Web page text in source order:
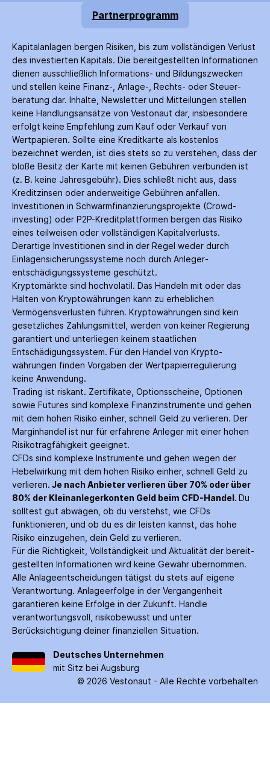
Partnerprogramm
Kapitalanlagen bergen Risiken, bis zum voll­ständigen Verlust
des investierten Kapitals. Die bereitgestellten Informationen
dienen ausschließlich Informations- und Bildungs­zwecken
und stellen keine Finanz-, Anlage-, Rechts- oder Steuer­
beratung dar. Inhalte, Newsletter und Mitteilungen stellen
keine Handlungs­ansätze von Vestonaut dar, insbesondere
erfolgt keine Empfehlung zum Kauf oder Verkauf von
Wertpapieren. Sollte eine Kreditkarte als kostenlos
bezeichnet werden, ist dies stets so zu verstehen, dass der
bloße Besitz der Karte mit keinen Gebühren verbunden ist
(z. B. keine Jahres­gebühr). Dies schließt nicht aus, dass
Kredit­zinsen oder anderweitige Gebühren anfallen.
Investitionen in Schwarm­finanzierungs­projekte (Crowd­
investing) oder P2P-Kredit­plattformen bergen das Risiko
eines teilweisen oder vollständigen Kapitalverlusts.
Derartige Investitionen sind in der Regel weder durch
Einlagen­sicherungs­systeme noch durch Anleger­
entschädigungs­systeme geschützt.
Kryptomärkte sind hochvolatil. Das Handeln mit oder das
Halten von Krypto­währungen kann zu erheblichen
Vermögensverlusten führen. Krypto­währungen sind kein
gesetzliches Zahlungs­mittel, werden von keiner Regierung
garantiert und unterliegen keinem staatlichen
Entschädigungs­system. Für den Handel von Krypto­
währungen finden Vorgaben der Wertpapier­regulierung
keine Anwendung.
Trading ist riskant. Zertifikate, Options­scheine, Optionen
sowie Futures sind komplexe Finanz­instrumente und gehen
mit dem hohen Risiko einher, schnell Geld zu verlieren. Der
Margin­handel ist nur für erfahrene Anleger mit einer hohen
Risiko­tragfähigkeit geeignet.
CFDs sind komplexe Instrumente und gehen wegen der
Hebelwirkung mit dem hohen Risiko einher, schnell Geld zu
verlieren. Je nach Anbieter verlieren über 70% oder über
80% der Kleinanleger­konten Geld beim CFD-Handel. Du
solltest gut abwägen, ob du verstehst, wie CFDs
funktionieren, und ob du es dir leisten kannst, das hohe
Risiko einzugehen, dein Geld zu verlieren.
Für die Richtigkeit, Vollständigkeit und Aktualität der bereit­
gestellten Informationen wird keine Gewähr über­nommen.
Alle Anlage­entscheidungen tätigst du stets auf eigene
Verantwortung. Anlage­erfolge in der Ver­gangenheit
garantieren keine Erfolge in der Zukunft. Handle
verantwortungsvoll, risiko­bewusst und unter
Berücksichtigung deiner finanziellen Situation.
Deutsches Unternehmen
mit Sitz bei Augsburg
© 2026 Vestonaut - Alle Rechte vorbehalten